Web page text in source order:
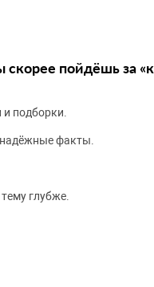
скорее пойдёшь за
подборки.
факты.
глубже.